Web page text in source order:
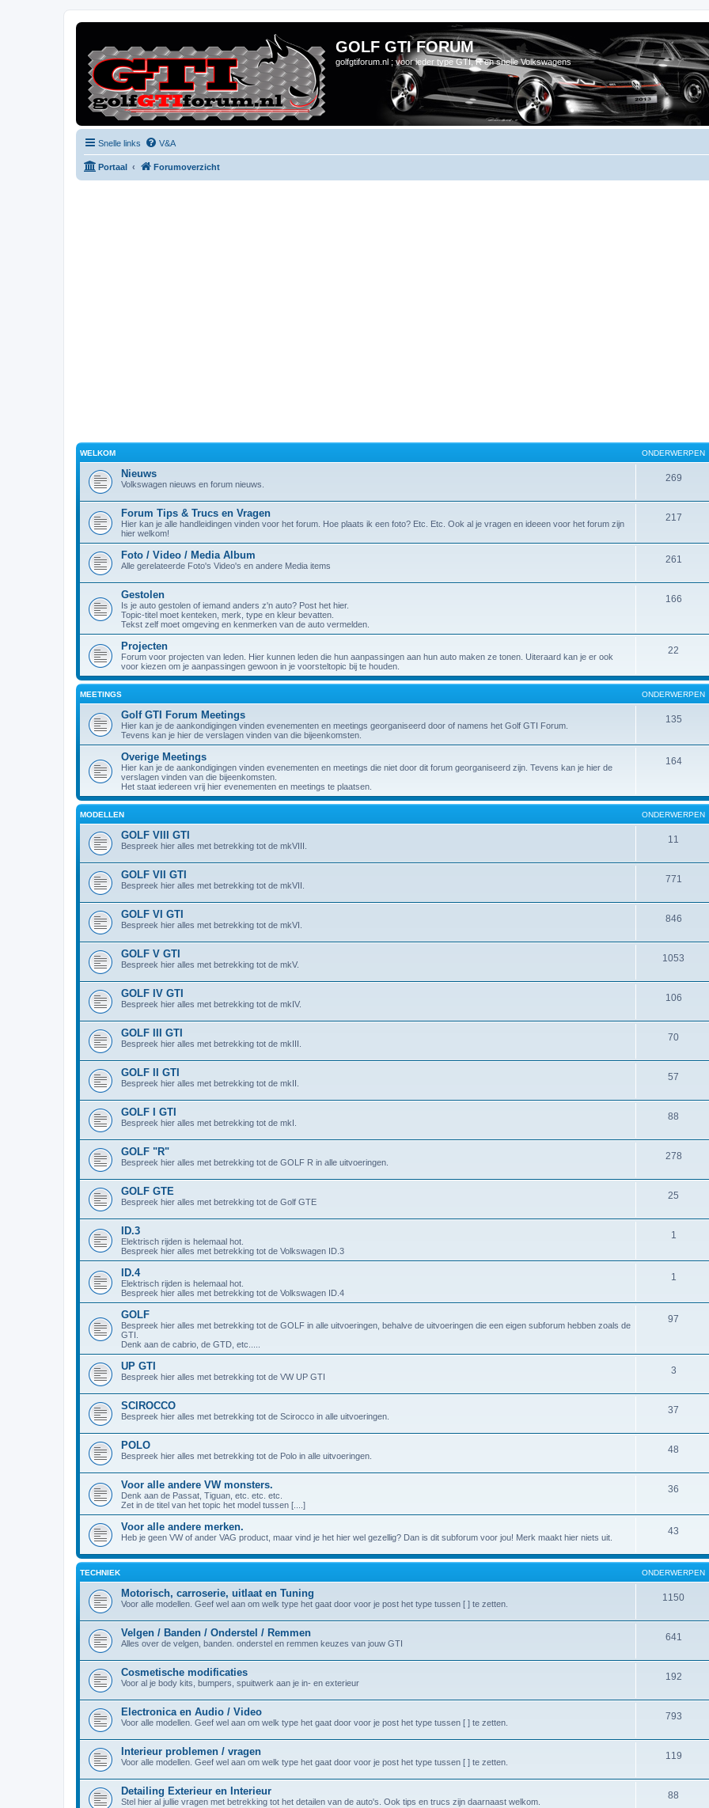
GOLF GTI FORUM
golfgtiforum.nl ; voor ieder type GTI, R en snelle Volkswagens
Snelle links V&A
Portaal Forumoverzicht
WELKOM ONDERWERPEN
Nieuws
Volkswagen nieuws en forum nieuws.
269
Forum Tips & Trucs en Vragen
Hier kan je alle handleidingen vinden voor het forum. Hoe plaats ik een foto? Etc. Etc. Ook al je vragen en ideeen voor het forum zijn
hier welkom!
217
Foto / Video / Media Album
Alle gerelateerde Foto's Video's en andere Media items
261
Gestolen
Is je auto gestolen of iemand anders z'n auto? Post het hier.
Topic-titel moet kenteken, merk, type en kleur bevatten.
Tekst zelf moet omgeving en kenmerken van de auto vermelden.
166
Projecten
Forum voor projecten van leden. Hier kunnen leden die hun aanpassingen aan hun auto maken ze tonen. Uiteraard kan je er ook
voor kiezen om je aanpassingen gewoon in je voorsteltopic bij te houden.
22
MEETINGS ONDERWERPEN
Golf GTI Forum Meetings
Hier kan je de aankondigingen vinden evenementen en meetings georganiseerd door of namens het Golf GTI Forum.
Tevens kan je hier de verslagen vinden van die bijeenkomsten.
135
Overige Meetings
Hier kan je de aankondigingen vinden evenementen en meetings die niet door dit forum georganiseerd zijn. Tevens kan je hier de
verslagen vinden van die bijeenkomsten.
Het staat iedereen vrij hier evenementen en meetings te plaatsen.
164
MODELLEN ONDERWERPEN
GOLF VIII GTI
Bespreek hier alles met betrekking tot de mkVIII.
11
GOLF VII GTI
Bespreek hier alles met betrekking tot de mkVII.
771
GOLF VI GTI
Bespreek hier alles met betrekking tot de mkVI.
846
GOLF V GTI
Bespreek hier alles met betrekking tot de mkV.
1053
GOLF IV GTI
Bespreek hier alles met betrekking tot de mkIV.
106
GOLF III GTI
Bespreek hier alles met betrekking tot de mkIII.
70
GOLF II GTI
Bespreek hier alles met betrekking tot de mkII.
57
GOLF I GTI
Bespreek hier alles met betrekking tot de mkI.
88
GOLF "R"
Bespreek hier alles met betrekking tot de GOLF R in alle uitvoeringen.
278
GOLF GTE
Bespreek hier alles met betrekking tot de Golf GTE
25
ID.3
Elektrisch rijden is helemaal hot.
Bespreek hier alles met betrekking tot de Volkswagen ID.3
1
ID.4
Elektrisch rijden is helemaal hot.
Bespreek hier alles met betrekking tot de Volkswagen ID.4
1
GOLF
Bespreek hier alles met betrekking tot de GOLF in alle uitvoeringen, behalve de uitvoeringen die een eigen subforum hebben zoals de
GTI.
Denk aan de cabrio, de GTD, etc.....
97
UP GTI
Bespreek hier alles met betrekking tot de VW UP GTI
3
SCIROCCO
Bespreek hier alles met betrekking tot de Scirocco in alle uitvoeringen.
37
POLO
Bespreek hier alles met betrekking tot de Polo in alle uitvoeringen.
48
Voor alle andere VW monsters.
Denk aan de Passat, Tiguan, etc. etc. etc.
Zet in de titel van het topic het model tussen [....]
36
Voor alle andere merken.
Heb je geen VW of ander VAG product, maar vind je het hier wel gezellig? Dan is dit subforum voor jou! Merk maakt hier niets uit.
43
TECHNIEK ONDERWERPEN
Motorisch, carroserie, uitlaat en Tuning
Voor alle modellen. Geef wel aan om welk type het gaat door voor je post het type tussen [ ] te zetten.
1150
Velgen / Banden / Onderstel / Remmen
Alles over de velgen, banden. onderstel en remmen keuzes van jouw GTI
641
Cosmetische modificaties
Voor al je body kits, bumpers, spuitwerk aan je in- en exterieur
192
Electronica en Audio / Video
Voor alle modellen. Geef wel aan om welk type het gaat door voor je post het type tussen [ ] te zetten.
793
Interieur problemen / vragen
Voor alle modellen. Geef wel aan om welk type het gaat door voor je post het type tussen [ ] te zetten.
119
Detailing Exterieur en Interieur
Stel hier al jullie vragen met betrekking tot het detailen van de auto's. Ook tips en trucs zijn daarnaast welkom.
88